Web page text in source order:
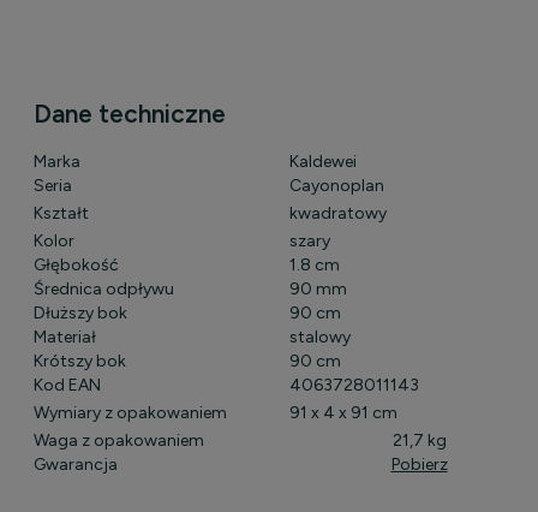
Dane techniczne
Marka
Kaldewei
Seria
Cayonoplan
Kształt
kwadratowy
Kolor
szary
Głębokość
1.8 cm
Średnica odpływu
90 mm
Dłuższy bok
90 cm
Materiał
stalowy
Krótszy bok
90 cm
Kod EAN
4063728011143
Wymiary z opakowaniem
91 x 4 x 91 cm
Waga z opakowaniem
21,7 kg
Gwarancja
Pobierz